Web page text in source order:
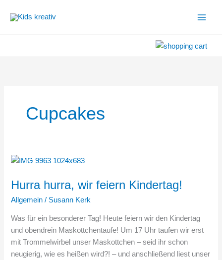
Inhalt
Cupcakes
Hurra hurra, wir feiern Kindertag!
Allgemein / Susann Kerk
Was für ein besonderer Tag! Heute feiern wir den Kindertag
und obendrein Maskottchentaufe! Um 17 Uhr taufen wir erst
mit Trommelwirbel unser Maskottchen – seid ihr schon
neugierig, wie es heißen wird?! – und anschließend liest unser
Hurra
wir
feiern